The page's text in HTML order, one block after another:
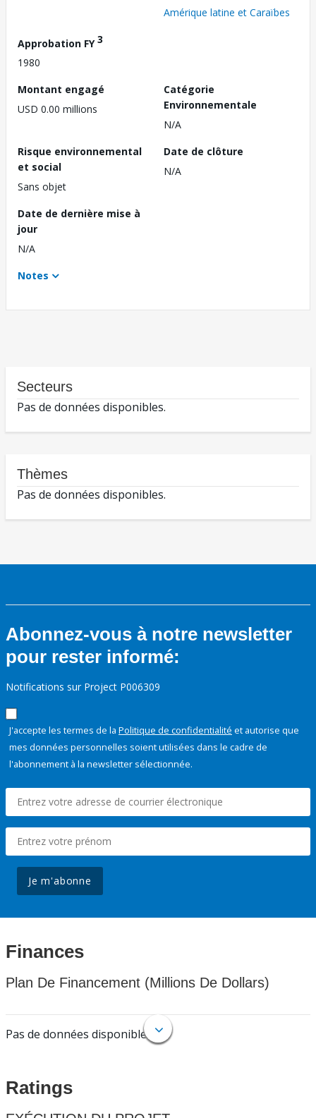
Amérique latine et Caraïbes
Approbation FY3
1980
Montant engagé
USD 0.00 millions
Catégorie
Environnementale
N/A
Risque environnemental
et social
Sans objet
Date de clôture
N/A
Date de dernière mise à
jour
N/A
Notes
Secteurs
Pas de données disponibles.
Thèmes
Pas de données disponibles.
Abonnez-vous à notre newsletter
pour rester informé:
Notifications sur Project P006309
J'accepte les termes de la Politique de confidentialité et autorise que
mes données personnelles soient utilisées dans le cadre de
l'abonnement à la newsletter sélectionnée.
Je m'abonne
Finances
Plan De Financement (Millions De Dollars)
Pas de données disponibles.
Ratings